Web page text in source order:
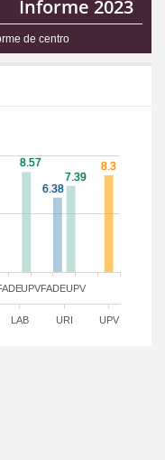
Informe 2023
de centro
FADE
UPV UPV
LAB URI UPV